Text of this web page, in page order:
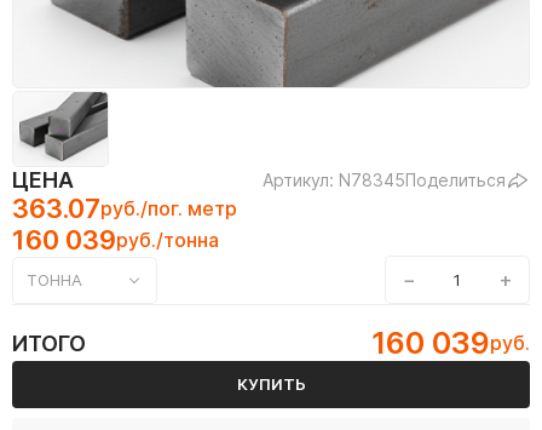
ЦЕНА Артикул: N78345Поделиться
363.07руб./пог. метр
160 039руб./тонна
ТОННА − +
ИТОГО 160 039руб.
КУПИТЬ